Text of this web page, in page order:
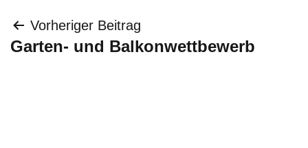
Beitragsnavigation
Vorheriger Beitrag
Garten- und Balkonwettbewerb